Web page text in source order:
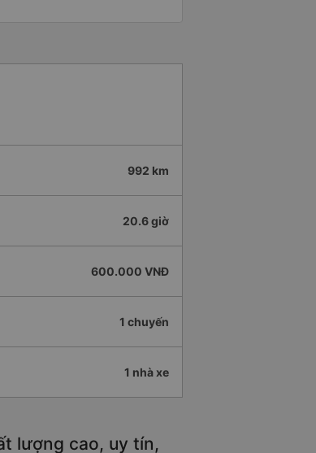
992 km
20.6 giờ
600.000 VNĐ
1 chuyến
1 nhà xe
lượng cao, uy tín,